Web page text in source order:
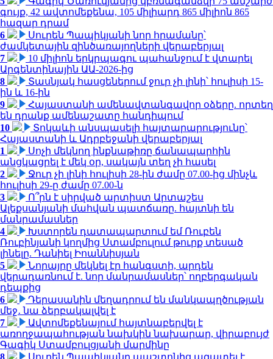
գույք, 42 ավտոմեքենա, 105 միլիարդ 865 միլիոն 865
հազար դրամ
6
Սուրեն Պապիկյանի նոր հրամանը՝
ժամկետային զինծառայողների վերաբերյալ
7
10 միլիոն երկրպագու պահանջում է վտարել
Արգենտինային ԱԱ-2026-ից
8
Տասնյակ հասցեներում ջուր չի լինի՝ հուլիսի 15-
ին և 16-ին
9
Հայաստանի ամենավտանգավոր օձերը. որտեղ
են դրանք ամենաշատը հանդիպում
10
Տոկաևի անսպասելի հայտարարությունը՝
Հայաստանի և Ադրբեջանի վերաբերյալ
1
Սոչի մեկնող ինքնաթիռը ճանապարհին
անցկացրել է մեկ օր, սակայն տեղ չի հասել
2
Ջուր չի լինի հուլիսի 28-ին ժամը 07.00-ից մինչև
հուլիսի 29-ը ժամը 07.00-ն
3
Ո՞րն է սիրված արտիստ Արտաշես
Ալեքսանյանի մահվան պատճառը. հայտնի են
մանրամասներ
4
Խստորեն դատապարտում եմ Ռուբեն
Ռուբինյանի կողմից Ստամբուլում թուրք տեսած
լինելը. Դանիել Իոաննիսյան
5
Նորայրը մեկնել էր հանգստի, արդեն
վերադառնում է. նոր մանրամասներ՝ ողբերգական
դեպքից
6
Դերասանին մեղադրում են մանկապղծության
մեջ․ նա ձերբակալվել է
7
Ավտոմեքենայում հայտնաբերվել է
առողջապահության նախկին նախարար, վիրաբույժ
Գագիկ Ստամբուլցյանի մարմինը
8
Սուրեն Պապիկյանը պաշտոնից ազատել է